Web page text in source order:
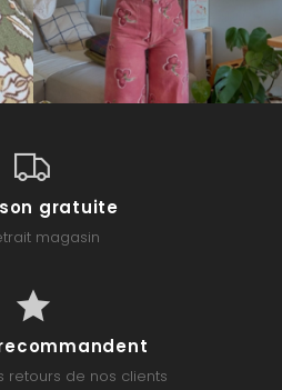
gratuite
magasin
retours de nos clients